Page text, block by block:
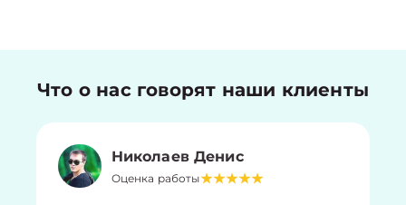
Что о нас говорят наши клиенты
Николаев Денис
Оценка работы